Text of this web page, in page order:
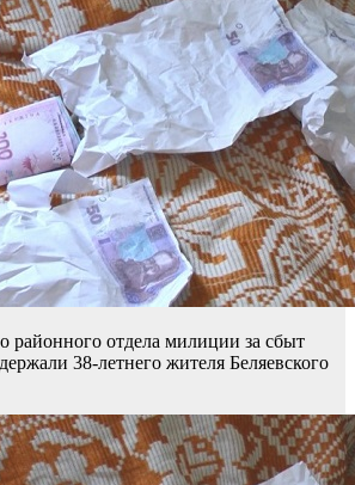
районного отдела милиции за сбыт
38-летнего жителя Беляевского